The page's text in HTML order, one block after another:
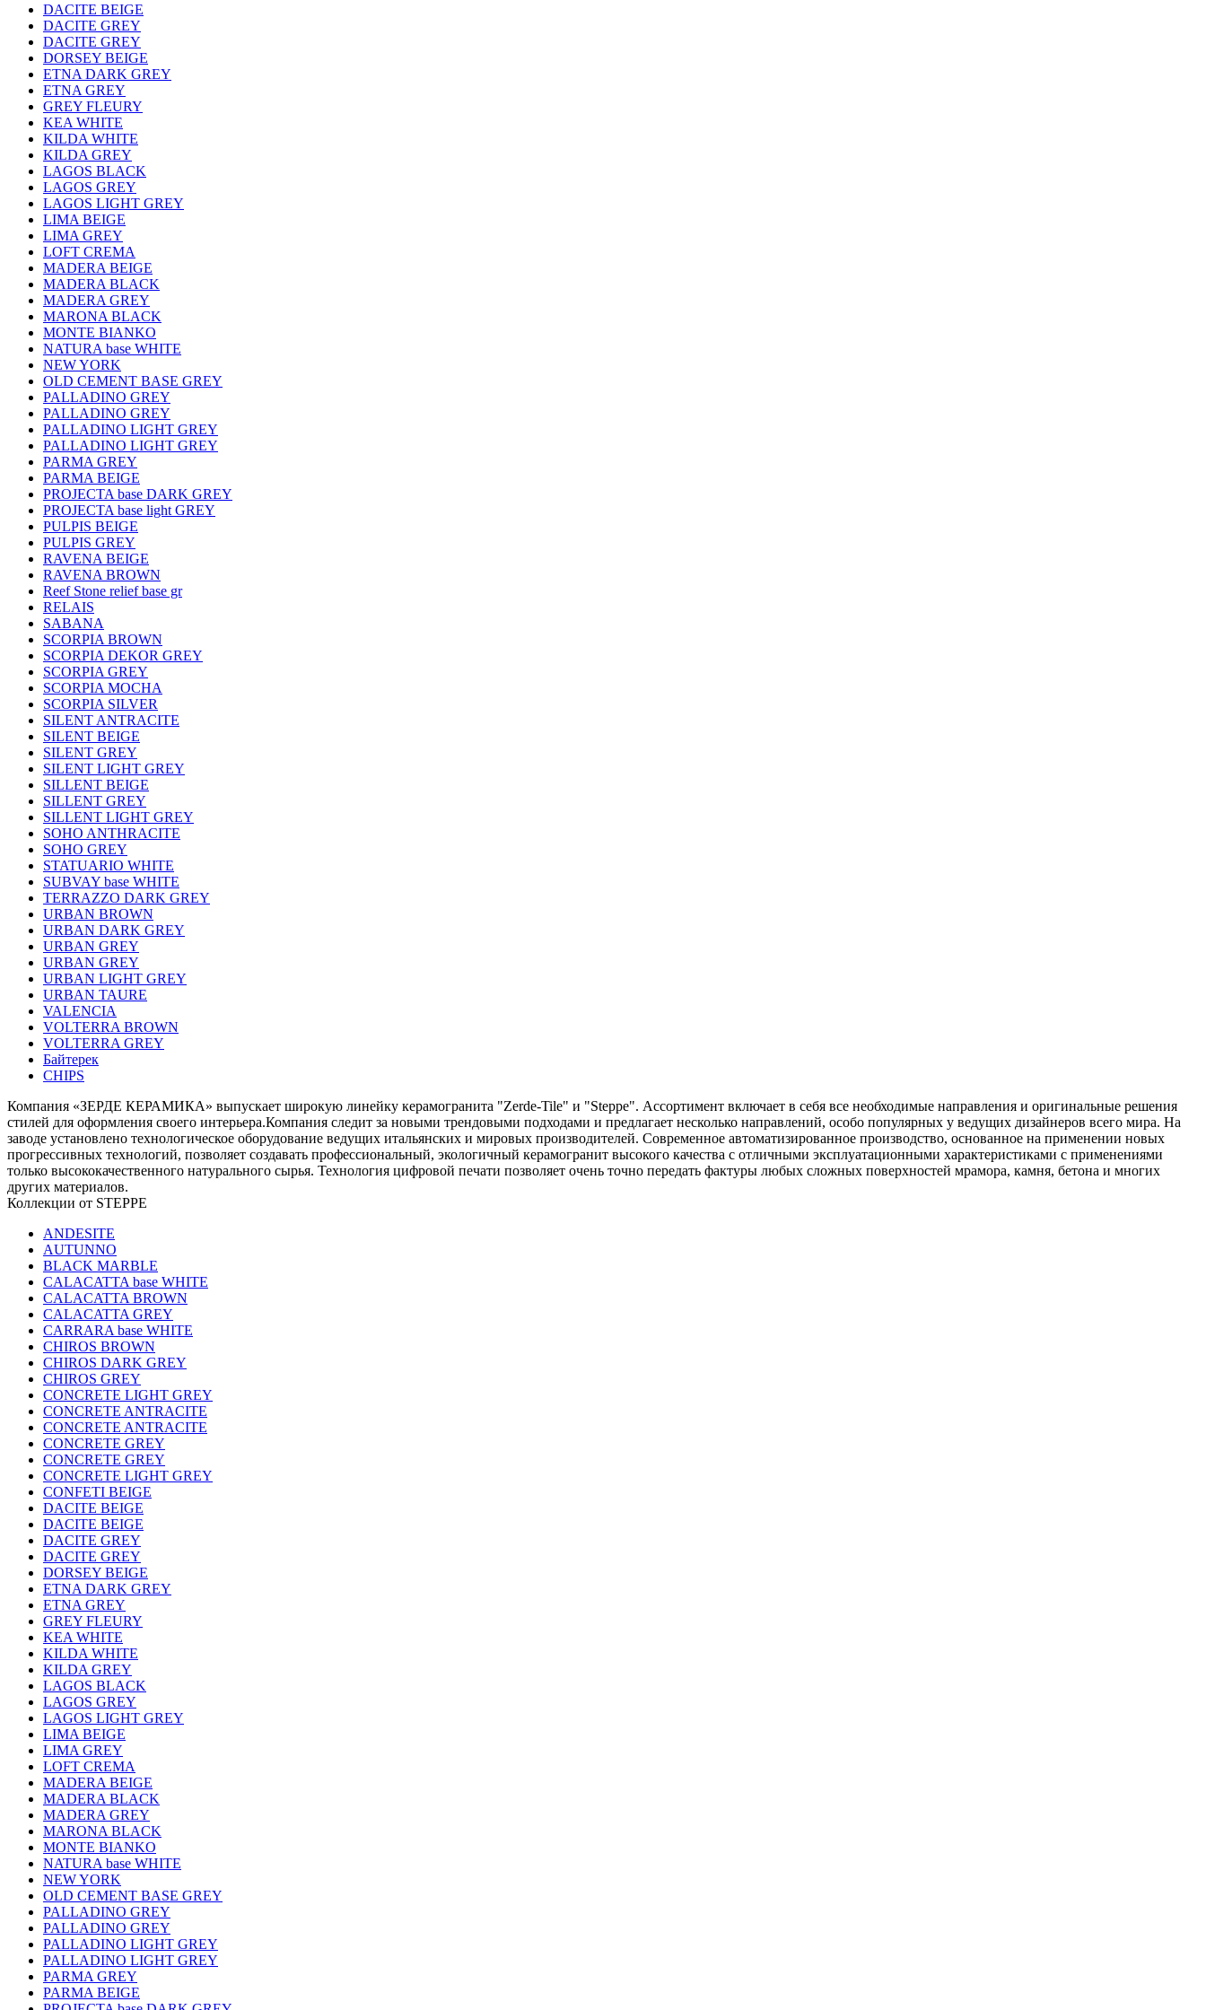
DACITE BEIGE
DACITE GREY
DACITE GREY
DORSEY BEIGE
ETNA DARK GREY
ETNA GREY
GREY FLEURY
KEA WHITE
KILDA WHITE
KILDA GREY
LAGOS BLACK
LAGOS GREY
LAGOS LIGHT GREY
LIMA BEIGE
LIMA GREY
LOFT CREMA
MADERA BEIGE
MADERA BLACK
MADERA GREY
MARONA BLACK
MONTE BIANKO
NATURA base WHITE
NEW YORK
OLD CEMENT BASE GREY
PALLADINO GREY
PALLADINO GREY
PALLADINO LIGHT GREY
PALLADINO LIGHT GREY
PARMA GREY
PARMA BEIGE
PROJECTA base DARK GREY
PROJECTA base light GREY
PULPIS BEIGE
PULPIS GREY
RAVENA BEIGE
RAVENA BROWN
Reef Stone relief base gr
RELAIS
SABANA
SCORPIA BROWN
SCORPIA DEKOR GREY
SCORPIA GREY
SCORPIA MOCHA
SCORPIA SILVER
SILENT ANTRACITE
SILENT BEIGE
SILENT GREY
SILENT LIGHT GREY
SILLENT BEIGE
SILLENT GREY
SILLENT LIGHT GREY
SOHO ANTHRACITE
SOHO GREY
STATUARIO WHITE
SUBVAY base WHITE
TERRAZZO DARK GREY
URBAN BROWN
URBAN DARK GREY
URBAN GREY
URBAN GREY
URBAN LIGHT GREY
URBAN TAURE
VALENCIA
VOLTERRA BROWN
VOLTERRA GREY
Байтерек
СHIPS
Компания «ЗЕРДЕ КЕРАМИКА» выпускает широкую линейку керамогранита "Zerde-Tile" и "Steppe". Ассортимент включает в себя все необходимые направления и оригинальные решения
стилей для оформления своего интерьера.Компания следит за новыми трендовыми подходами и предлагает несколько направлений, особо популярных у ведущих дизайнеров всего мира. На
заводе установлено технологическое оборудование ведущих итальянских и мировых производителей. Современное автоматизированное производство, основанное на применении новых
прогрессивных технологий, позволяет создавать профессиональный, экологичный керамогранит высокого качества с отличными эксплуатационными характеристиками с применениями
только высококачественного натурального сырья. Технология цифровой печати позволяeт очень точно передать фактуры любых сложных поверхностей мрамора, камня, бетона и многих
других материалов.
Коллекции от STEPPE
ANDESITE
AUTUNNO
BLACK MARBLE
CALACATTA base WHITE
CALACATTA BROWN
CALACATTA GREY
CARRARA base WHITE
CHIROS BROWN
CHIROS DARK GREY
CHIROS GREY
CONCRETE LIGHT GREY
CONCRETE ANTRACITE
CONCRETE ANTRACITE
CONCRETE GREY
CONCRETE GREY
CONCRETE LIGHT GREY
CONFETI BEIGE
DACITE BEIGE
DACITE BEIGE
DACITE GREY
DACITE GREY
DORSEY BEIGE
ETNA DARK GREY
ETNA GREY
GREY FLEURY
KEA WHITE
KILDA WHITE
KILDA GREY
LAGOS BLACK
LAGOS GREY
LAGOS LIGHT GREY
LIMA BEIGE
LIMA GREY
LOFT CREMA
MADERA BEIGE
MADERA BLACK
MADERA GREY
MARONA BLACK
MONTE BIANKO
NATURA base WHITE
NEW YORK
OLD CEMENT BASE GREY
PALLADINO GREY
PALLADINO GREY
PALLADINO LIGHT GREY
PALLADINO LIGHT GREY
PARMA GREY
PARMA BEIGE